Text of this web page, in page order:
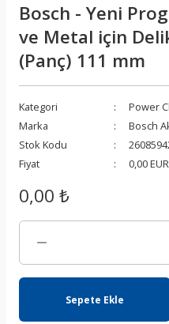
Bosch - Yeni
ve Metal için
(Panç) 111 mm
Kategori
Power
Marka
Bosch
Stok Kodu
Fiyat
0,00
0,00 ₺
Sepete Ekle